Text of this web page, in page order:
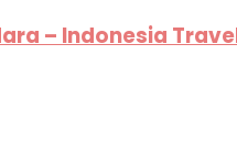
– Indonesia